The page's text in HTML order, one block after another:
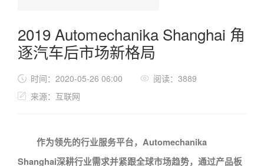
2019 Automechanika Shanghai 角
逐汽车后市场新格局
时间：2020-05-26 06:00
阅读：3889
来源：互联网
作为领先的行业服务平台， Automechanika
Shanghai深耕行业需求并紧跟全球市场趋势，通过产品板